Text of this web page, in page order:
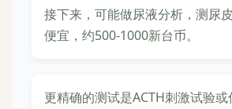
接下来，可能做尿液分析，测尿
便宜，约500-1000新台币。
更精确的测试是ACTH刺激试验